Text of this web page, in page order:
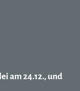
am 24.12., und